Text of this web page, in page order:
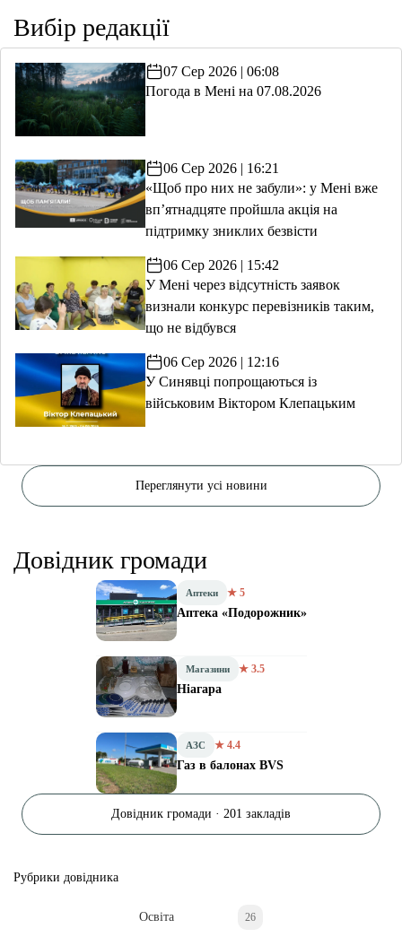
Вибір редакції
07 Сер 2026 | 06:08
Погода в Мені на 07.08.2026
06 Сер 2026 | 16:21
«Щоб про них не забули»: у Мені вже
вп’ятнадцяте пройшла акція на
підтримку зниклих безвісти
06 Сер 2026 | 15:42
У Мені через відсутність заявок
визнали конкурс перевізників таким,
що не відбувся
06 Сер 2026 | 12:16
У Синявці попрощаються із
військовим Віктором Клепацьким
Переглянути усі новини
Довідник громади
Аптеки ★ 5
Аптека «Подорожник»
Магазини ★ 3.5
Ніагара
АЗС ★ 4.4
Газ в балонах BVS
Довідник громади · 201 закладів
Рубрики довідника
Освіта 26